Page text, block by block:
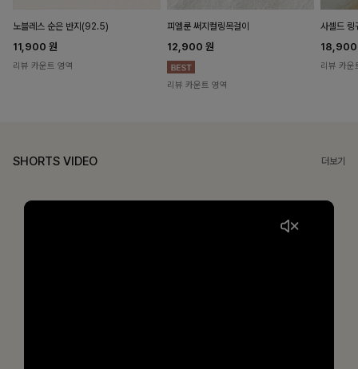
노블레스 순은 반지(92.5)
11,900 원
리뷰 카운트 영역
피엘룬 써지컬링목걸이
12,900 원
리뷰 카운트 영역
사셀드 링
리뷰 카운
SHORTS VIDEO 더보기